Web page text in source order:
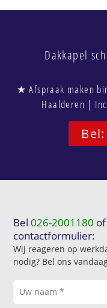
Dakkapel
★ Afspraak maken
Haalderen |
Bel026-2001180
contactformulier:
Wij reageren op
nodig? Bel ons